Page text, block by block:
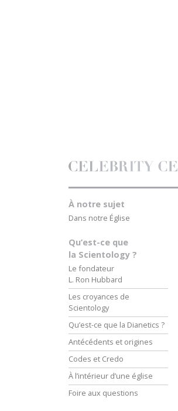
À notre sujet
Dans notre Église
Qu’est-ce que
la Scientology ?
Le fondateur
L. Ron Hubbard
Les croyances de
Scientology
Qu’est-ce que la Dianetics ?
Antécédents et origines
Codes et Credo
À l’intérieur d’une église
Foire aux questions